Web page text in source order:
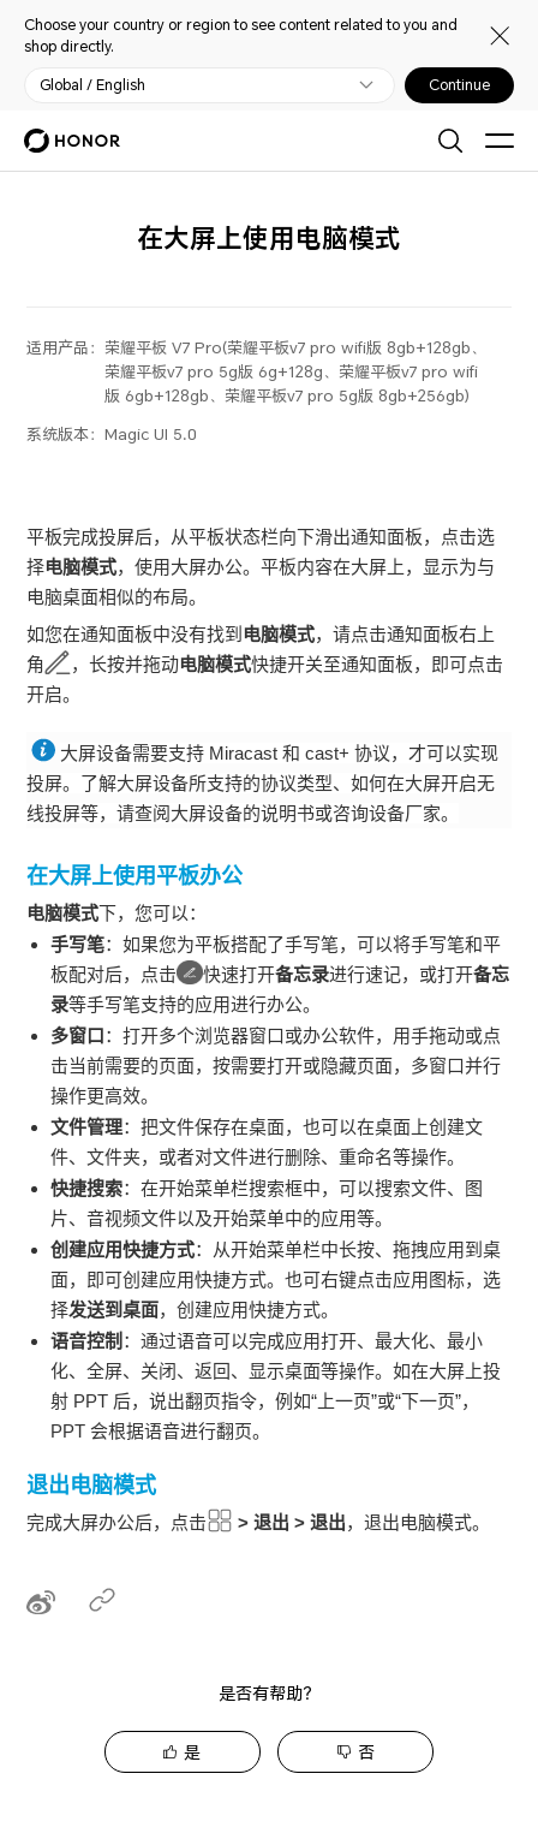
Choose your country or region to see content related to you and
shop directly.
Global / English Continue
在大屏上使用电脑模式
适用产品： 荣耀平板 V7 Pro(荣耀平板v7 pro wifi版 8gb+128gb、
荣耀平板v7 pro 5g版 6g+128g、荣耀平板v7 pro wifi
版 6gb+128gb、荣耀平板v7 pro 5g版 8gb+256gb)
系统版本：Magic UI 5.0
平板完成投屏后，从平板状态栏向下滑出通知面板，点击选
择电脑模式，使用大屏办公。平板内容在大屏上，显示为与
电脑桌面相似的布局。
如您在通知面板中没有找到 电脑模式，请点击通知面板右上
角
，长按并拖动电脑模式快捷开关至通知面板，即可点击
开启。
大屏设备需要支持 Miracast 和 cast+ 协议，才可以实现
投屏。了解大屏设备所支持的协议类型、如何在大屏开启无
线投屏等，请查阅大屏设备的说明书或咨询设备厂家。
在大屏上使用平板办公
电脑模式下，您可以：
手写笔：如果您为平板搭配了手写笔，可以将手写笔和平
板配对后，点击
快速打开备忘录进行速记，或打开备忘
录等手写笔支持的应用进行办公。
多窗口：打开多个浏览器窗口或办公软件，用手拖动或点
击当前需要的页面，按需要打开或隐藏页面，多窗口并行
操作更高效。
文件管理：把文件保存在桌面，也可以在桌面上创建文
件、文件夹，或者对文件进行删除、重命名等操作。
快捷搜索：在开始菜单栏搜索框中，可以搜索文件、图
片、音视频文件以及开始菜单中的应用等。
创建应用快捷方式：从开始菜单栏中长按、拖拽应用到桌
面，即可创建应用快捷方式。也可右键点击应用图标，选
择发送到桌面，创建应用快捷方式。
语音控制 ：通过语音可以完成应用打开、最大化、最小
化、全屏、关闭、返回、显示桌面等操作。如在大屏上投
射 PPT 后，说出翻页指令，例如“上一页”或“下一页”，
PPT 会根据语音进行翻页。
退出电脑模式
完成大屏办公后，点击 >退出 >退出，退出电脑模式。
是否有帮助？
是 否